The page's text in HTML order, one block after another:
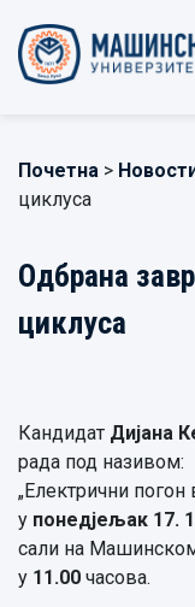
Почетна >
циклуса
Одбрана
циклуса
Кандидат Дијана
рада под називом:
„Електрични погон
у понедјељак 17.
сали на
у 11.00 часова.